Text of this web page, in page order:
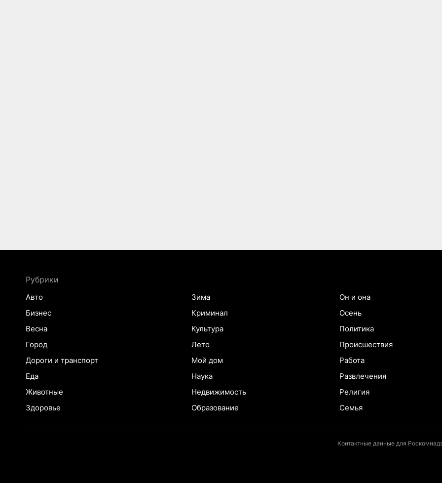
Рубрики
Авто
Бизнес
Весна
Город
Дороги и транспорт
Еда
Животные
Здоровье
Зима
Криминал
Культура
Лето
Мой дом
Наука
Недвижимость
Образование
Он и она
Осень
Политика
Происшествия
Работа
Развлечения
Религия
Семья
Контактные данные для